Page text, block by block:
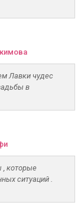
Лавки чудес
в
, которые
ситуаций .